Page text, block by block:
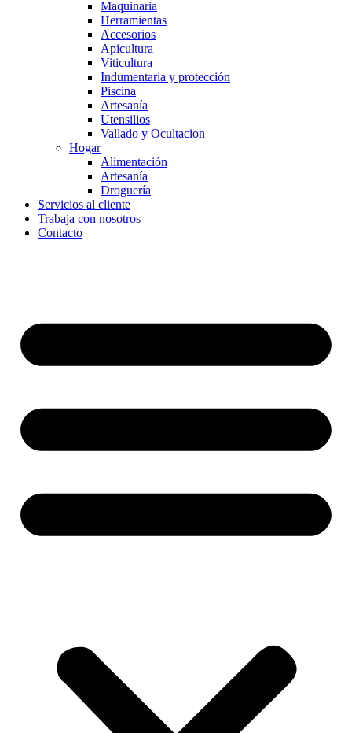
Maquinaria
Herramientas
Accesorios
Apicultura
Viticultura
Indumentaria y protección
Piscina
Artesanía
Utensilios
Vallado y Ocultacion
Hogar
Alimentación
Artesanía
Droguería
Servicios al cliente
Trabaja con nosotros
Contacto